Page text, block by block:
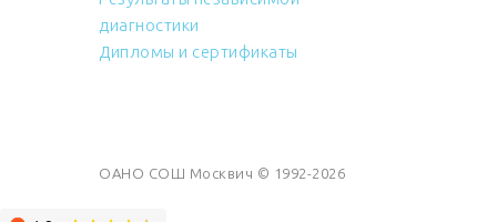
диагностики
Дипломы и сертификаты
ОАНО СОШ Москвич © 1992-2026